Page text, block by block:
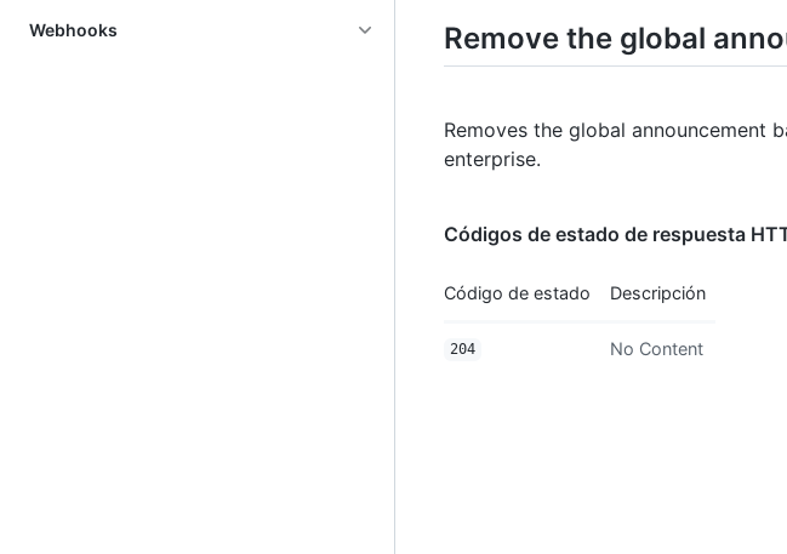
Webhooks Remove the global
Removes the global announcement
enterprise.
Códigos de estado de respuesta
Código de estado Descripción
204 No Content